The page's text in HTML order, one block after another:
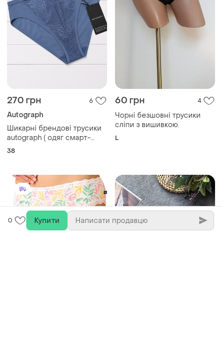
270 грн 6
Autograph
Шикарні брендові трусики
autograph ( одяг смарт-
кежуал, розроблений
розмір 38 євро
38
60 грн 4
Чорні безшовні трусики
сліпи з вишивкою.
L
0 Купити